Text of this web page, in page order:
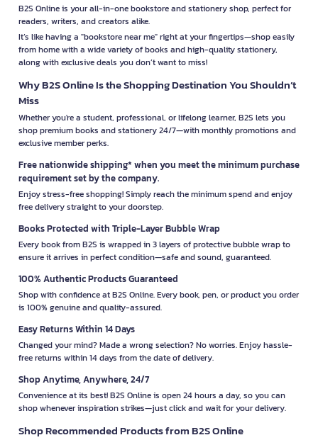
B2S Online is your all-in-one bookstore and stationery shop, perfect for
readers, writers, and creators alike.
It’s like having a "bookstore near me" right at your fingertips—shop easily
from home with a wide variety of books and high-quality stationery,
along with exclusive deals you don’t want to miss!
Why B2S Online Is the Shopping Destination You Shouldn’t
Miss
Whether you're a student, professional, or lifelong learner, B2S lets you
shop premium books and stationery 24/7—with monthly promotions and
exclusive member perks.
Free nationwide shipping* when you meet the minimum purchase
requirement set by the company.
Enjoy stress-free shopping! Simply reach the minimum spend and enjoy
free delivery straight to your doorstep.
Books Protected with Triple-Layer Bubble Wrap
Every book from B2S is wrapped in 3 layers of protective bubble wrap to
ensure it arrives in perfect condition—safe and sound, guaranteed.
100% Authentic Products Guaranteed
Shop with confidence at B2S Online. Every book, pen, or product you order
is 100% genuine and quality-assured.
Easy Returns Within 14 Days
Changed your mind? Made a wrong selection? No worries. Enjoy hassle-
free returns within 14 days from the date of delivery.
Shop Anytime, Anywhere, 24/7
Convenience at its best! B2S Online is open 24 hours a day, so you can
shop whenever inspiration strikes—just click and wait for your delivery.
Shop Recommended Products from B2S Online